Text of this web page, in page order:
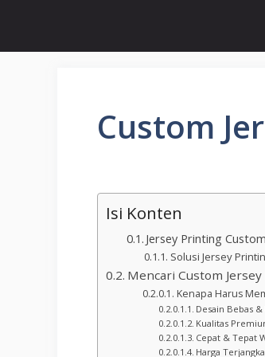
Custom
Isi Konten
Jersey Printing
Solusi Jersey
Mencari Custom
Kenapa Harus
Desain Bebas
Kualitas
Cepat & Tepat
Harga